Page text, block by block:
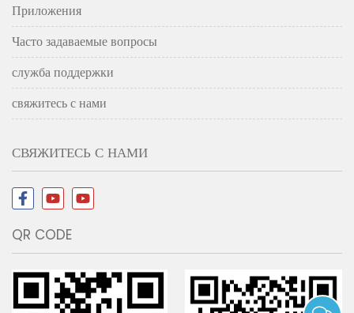
Приложения
Часто задаваемые вопросы
служба поддержки
свяжитесь с нами
СВЯЖИТЕСЬ С НАМИ
QR CODE